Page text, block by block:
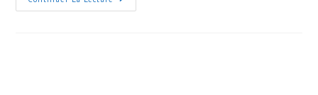
Culturelle